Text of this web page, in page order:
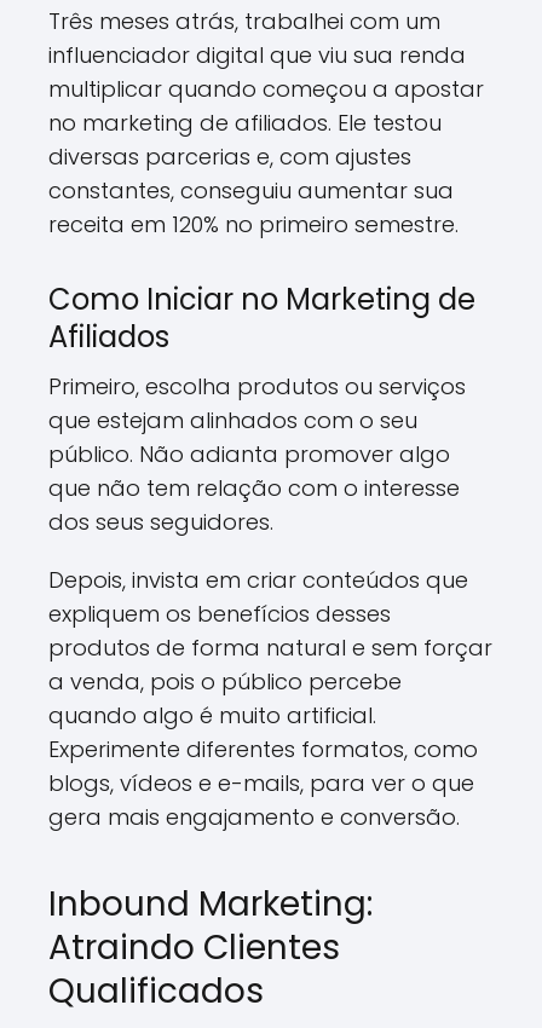
Três meses atrás, trabalhei com um
influenciador digital que viu sua renda
multiplicar quando começou a apostar
no marketing de afiliados. Ele testou
diversas parcerias e, com ajustes
constantes, conseguiu aumentar sua
receita em 120% no primeiro semestre.
Como Iniciar no Marketing de
Afiliados
Primeiro, escolha produtos ou serviços
que estejam alinhados com o seu
público. Não adianta promover algo
que não tem relação com o interesse
dos seus seguidores.
Depois, invista em criar conteúdos que
expliquem os benefícios desses
produtos de forma natural e sem forçar
a venda, pois o público percebe
quando algo é muito artificial.
Experimente diferentes formatos, como
blogs, vídeos e e-mails, para ver o que
gera mais engajamento e conversão.
Inbound Marketing:
Atraindo Clientes
Qualificados